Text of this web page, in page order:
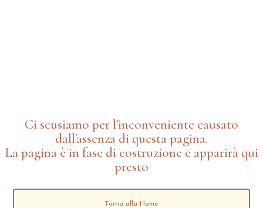
Ci scusiamo per l'inconveniente causato
dall'assenza di questa pagina.
La pagina è in fase di costruzione e apparirà qui
presto
Torna alla Home